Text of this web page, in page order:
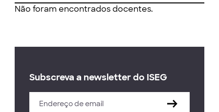
Não foram encontrados docentes.
Subscreva a newsletter do ISEG